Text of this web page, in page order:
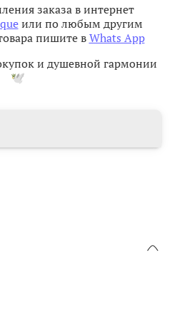
заказа в интернет
или по любым другим
пишите вWhats App
и душевной гармонии